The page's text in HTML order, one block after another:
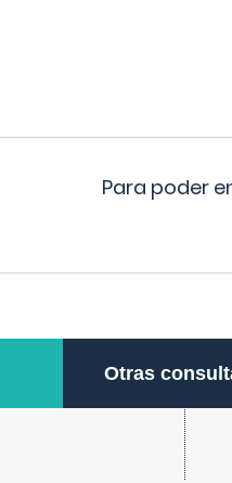
Para poder
Otras